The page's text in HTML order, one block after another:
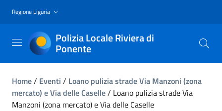
Regione Liguria
Polizia Locale Riviera di
Ponente
Home/ Eventi / Loano pulizia strade Via Manzoni (zona
mercato) e Via delle Caselle/ Loano pulizia strade Via
Manzoni (zona mercato) e Via delle Caselle